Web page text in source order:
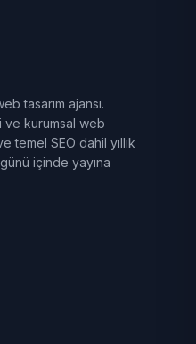
tasarım ajansı.
ve kurumsal web
temel SEO dahil yıllık
içinde yayına